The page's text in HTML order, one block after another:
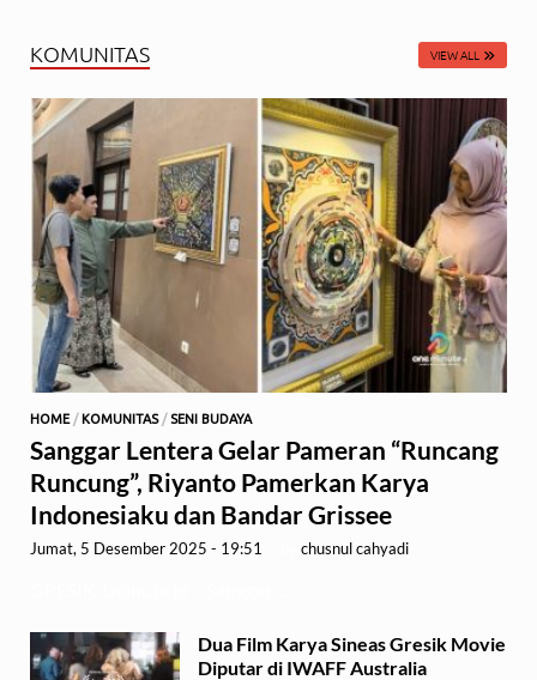
KOMUNITAS VIEW ALL
HOME / KOMUNITAS/ SENI BUDAYA
Sanggar Lentera Gelar Pameran “Runcang
Runcung”, Riyanto Pamerkan Karya
Indonesiaku dan Bandar Grissee
Jumat, 5 Desember 2025 - 19:51 chusnul cahyadi
Dua Film Karya Sineas Gresik Movie
Diputar di IWAFF Australia